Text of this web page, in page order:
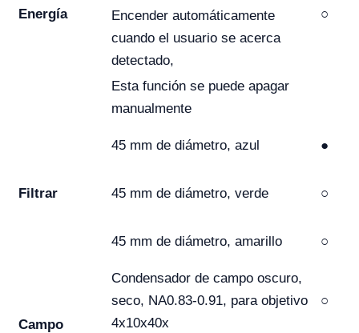
Energía ○
Encender automáticamente
cuando el usuario se acerca
detectado,
Esta función se puede apagar
manualmente
Filtrar
45 mm de diámetro, azul ●
45 mm de diámetro, verde ○
45 mm de diámetro, amarillo ○
Campo
Condensador de campo oscuro,
seco, NA0.83-0.91, para objetivo
4x10x40x
○